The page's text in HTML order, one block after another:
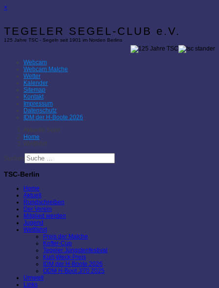
×
TEGELER SEGEL-CLUB e.V.
125 Jahre TSC - Segeln seit 1901 im Norden Berlins
Webcam
Webcam Malche
Wetter
Kalender
Sitemap
Kontakt
Impressum
Datenschutz
IDM der H-Boote 2026
Aktuelle Seite:
Home
Wettfahrt
Suchen
TSC-Berlin
Home
Aktuell
Rundschreiben
Der Verein
Mitglied werden
Jugend
Wettfahrt
Preis der Malche
Koffer-Cup
Tegeler Jüngstenfestival
Kurt-Weck-Preis
IDM der H-Boote 2026
ODM H-Boot J/70 2025
Umwelt
Links